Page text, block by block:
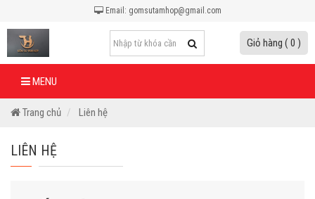
Email: gomsutamhop@gmail.com
Giỏ hàng ( 0 )
MENU
Trang chủ Liên hệ
LIÊN HỆ